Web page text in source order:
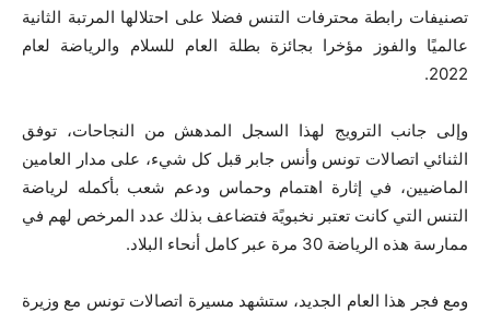
تصنيفات رابطة محترفات التنس فضلا على احتلالها المرتبة الثانية
عالميًا والفوز مؤخرا بجائزة بطلة العام للسلام والرياضة لعام
2022.
وإلى جانب الترويج لهذا السجل المدهش من النجاحات، توفق
الثنائي اتصالات تونس وأنس جابر قبل كل شيء، على مدار العامين
الماضيين، في إثارة اهتمام وحماس ودعم شعب بأكمله لرياضة
التنس التي كانت تعتبر نخبويًة فتضاعف بذلك عدد المرخص لهم في
ممارسة هذه الرياضة 30 مرة عبر كامل أنحاء البلاد
.
ومع فجر هذا العام الجديد، ستشهد مسيرة اتصالات تونس مع وزيرة